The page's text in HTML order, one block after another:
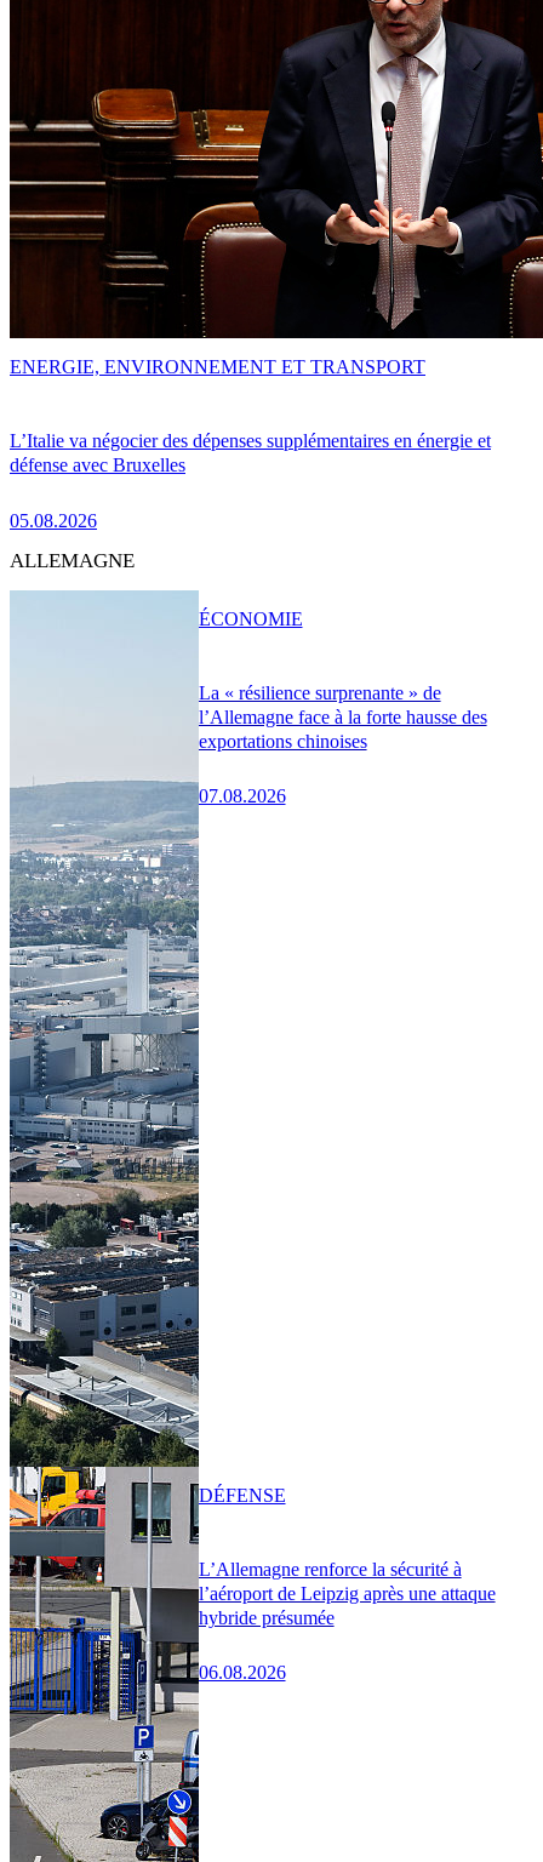
L’Italie va négocier des dépenses supplémentaires en énergie et
défense avec Bruxelles
05.08.2026
ENERGIE, ENVIRONNEMENT ET TRANSPORT
ALLEMAGNE
La « résilience surprenante » de
l’Allemagne face à la forte hausse des
exportations chinoises
07.08.2026
ÉCONOMIE
L’Allemagne renforce la sécurité à
l’aéroport de Leipzig après une attaque
hybride présumée
06.08.2026
DÉFENSE